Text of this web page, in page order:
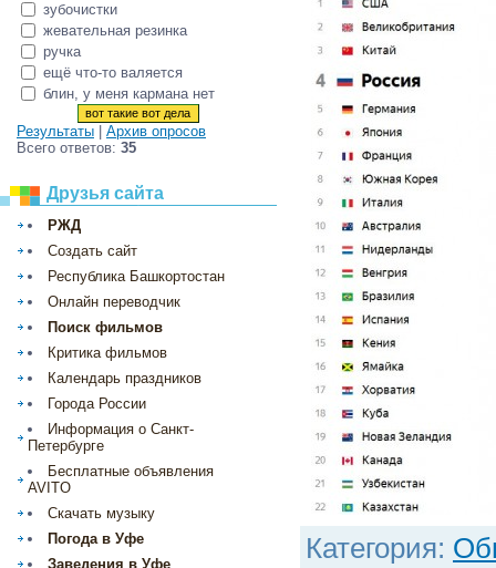
зубочистки
жевательная резинка
ручка
ещё что-то валяется
блин, у меня кармана нет
Результаты
Архив опросов
Всего ответов: 35
Друзья сайта
РЖД
Создать сайт
Республика Башкортостан
Онлайн переводчик
Поиск фильмов
Критика фильмов
Календарь праздников
Города России
Информация о Санкт-
Петербурге
Бесплатные объявления
AVITO
Скачать музыку
Погода в Уфе
Заведения в Уфе
Категория: